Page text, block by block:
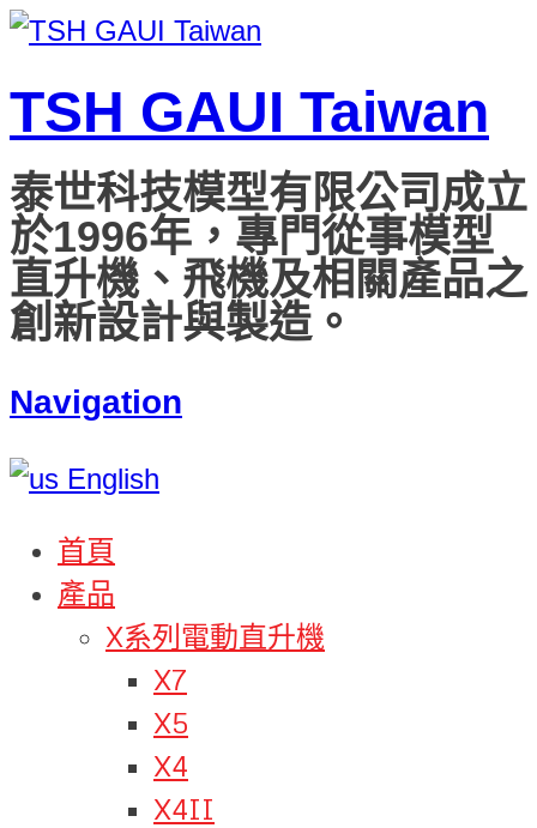
TSH GAUI Taiwan
泰世科技模型有限公司成立
於1996年，專門從事模型
直升機、飛機及相關產品之
創新設計與製造。
Navigation
English
首頁
產品
X系列電動直升機
X7
X5
X4
X4II